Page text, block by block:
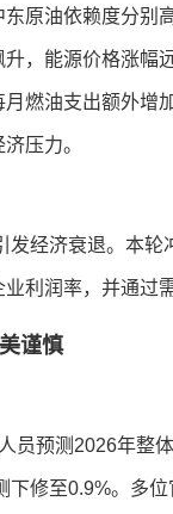
原油依赖度分别
，能源价格涨幅
燃油支出额外增
压力。
发经济衰退。本
利润率，并通过
谨慎
员预测2026年整
修至0.9%。多